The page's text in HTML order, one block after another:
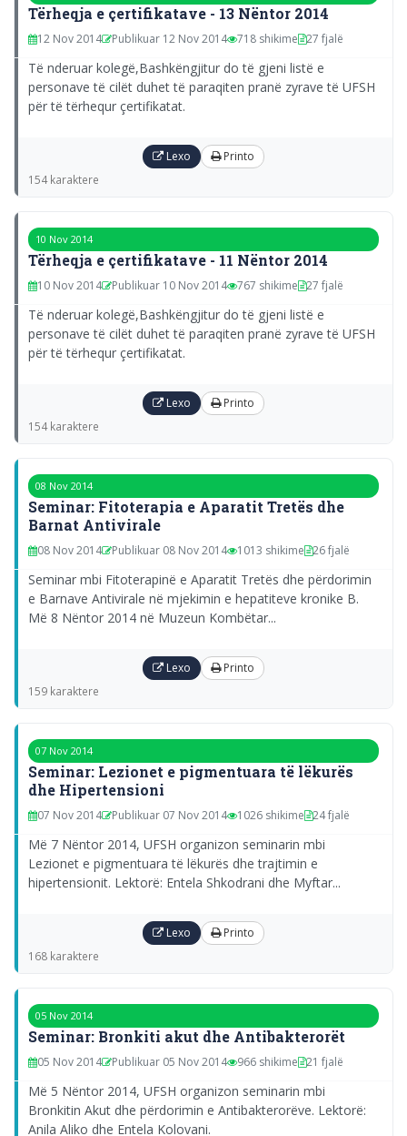
Tërheqja e çertifikatave - 13 Nëntor 2014
12 Nov 2014 Publikuar 12 Nov 2014 718 shikime 27 fjalë
Të nderuar kolegë,Bashkëngjitur do të gjeni listë e
personave të cilët duhet të paraqiten pranë zyrave të UFSH
për të tërhequr çertifikatat.
Lexo Printo
154 karaktere
10 Nov 2014
Tërheqja e çertifikatave - 11 Nëntor 2014
10 Nov 2014 Publikuar 10 Nov 2014 767 shikime 27 fjalë
Të nderuar kolegë,Bashkëngjitur do të gjeni listë e
personave të cilët duhet të paraqiten pranë zyrave të UFSH
për të tërhequr çertifikatat.
Lexo Printo
154 karaktere
08 Nov 2014
Seminar: Fitoterapia e Aparatit Tretës dhe
Barnat Antivirale
08 Nov 2014 Publikuar 08 Nov 2014 1013 shikime 26 fjalë
Seminar mbi Fitoterapinë e Aparatit Tretës dhe përdorimin
e Barnave Antivirale në mjekimin e hepatiteve kronike B.
Më 8 Nëntor 2014 në Muzeun Kombëtar...
Lexo Printo
159 karaktere
07 Nov 2014
Seminar: Lezionet e pigmentuara të lëkurës
dhe Hipertensioni
07 Nov 2014 Publikuar 07 Nov 2014 1026 shikime 24 fjalë
Më 7 Nëntor 2014, UFSH organizon seminarin mbi
Lezionet e pigmentuara të lëkurës dhe trajtimin e
hipertensionit. Lektorë: Entela Shkodrani dhe Myftar...
Lexo Printo
168 karaktere
05 Nov 2014
Seminar: Bronkiti akut dhe Antibakterorët
05 Nov 2014 Publikuar 05 Nov 2014 966 shikime 21 fjalë
Më 5 Nëntor 2014, UFSH organizon seminarin mbi
Bronkitin Akut dhe përdorimin e Antibakterorëve. Lektorë:
Anila Aliko dhe Entela Kolovani.